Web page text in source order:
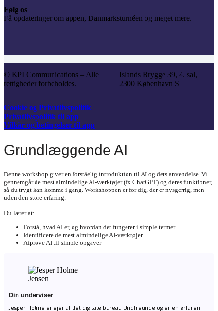
Følg os
Få opdateringer om appen, Danmarksturnéen og meget mere.
© KPI Communications – Alle
rettigheder forbeholdes.
Islands Brygge 39, 4. sal,
2300 København S
Cookie og Privatlivspolitik
Privatlivspolitik til app
Vilkår og betingelser til app
Grundlæggende AI
Denne workshop giver en forståelig introduktion til AI og dets anvendelse. Vi
gennemgår de mest almindelige AI-værktøjer (fx ChatGPT) og deres funktioner,
så du trygt kan komme i gang. Workshoppen er for dig, der er nysgerrig, men
uden den store erfaring.
Du lærer at:
Forstå, hvad AI er, og hvordan det fungerer i simple termer
Identificere de mest almindelige AI-værktøjer
Afprøve AI til simple opgaver
Din underviser
Jesper Holme er ejer af det digitale bureau Undfreunde og er en erfaren